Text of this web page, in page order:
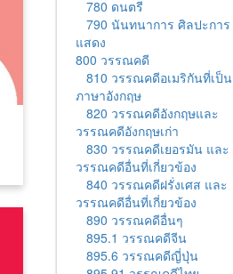
780 ดนตรี
790 นันทนาการ ศิลปะการ
แสดง
800 วรรณคดี
810 วรรณคดีอเมริกันที่เป็น
ภาษาอังกฤษ
820 วรรณคดีอังกฤษและ
วรรณคดีอังกฤษเก่า
830 วรรณคดีเยอรมัน และ
วรรณคดีอื่นที่เกี่ยวข้อง
840 วรรณคดีฝรั่งเศส และ
วรรณคดีอื่นที่เกี่ยวข้อง
890 วรรณคดีอื่นๆ
895.1 วรรณคดีจีน
895.6 วรรณคดีญี่ปุ่น